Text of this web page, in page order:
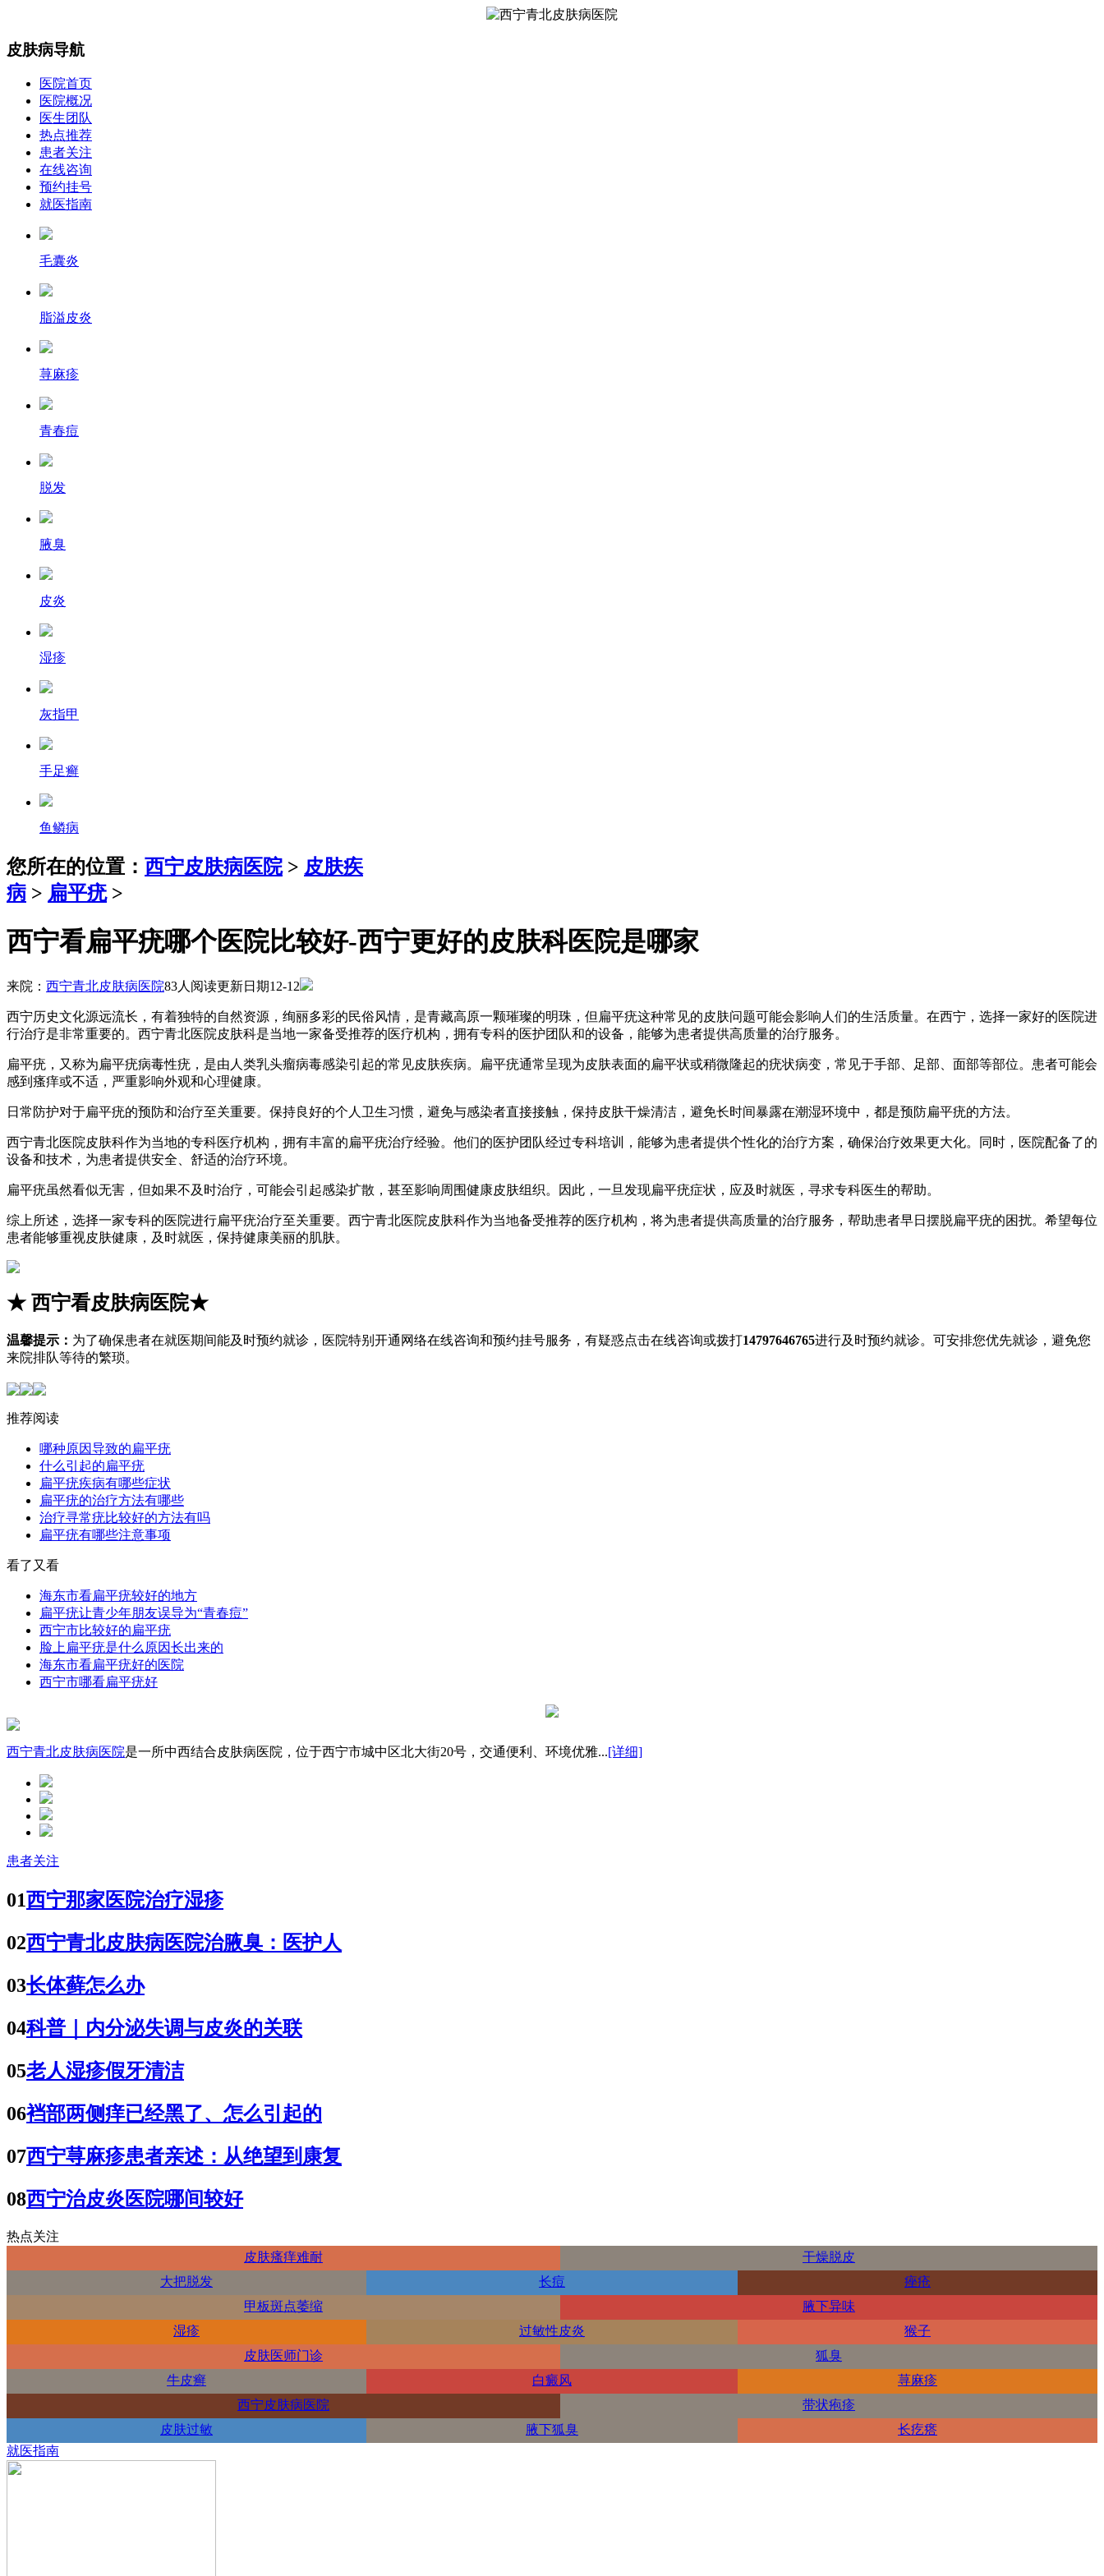
皮肤病导航
医院首页
医院概况
医生团队
热点推荐
患者关注
在线咨询
预约挂号
就医指南
毛囊炎
脂溢皮炎
荨麻疹
青春痘
脱发
腋臭
皮炎
湿疹
灰指甲
手足癣
鱼鳞病
您所在的位置： 西宁皮肤病医院> 皮肤疾
病 > 扁平疣>
西宁看扁平疣哪个医院比较好-西宁更好的皮肤科医院是哪家
来院： 西宁青北皮肤病医院83人阅读更新日期12-12
西宁历史文化源远流长，有着独特的自然资源，绚丽多彩的民俗风情，是青藏高原一颗璀璨的明珠，但扁平疣这种常见的皮肤问题可能会影响人们的生活质量。在西宁，选择一家好的医院进
行治疗是非常重要的。西宁青北医院皮肤科是当地一家备受推荐的医疗机构，拥有专科的医护团队和的设备，能够为患者提供高质量的治疗服务。
扁平疣，又称为扁平疣病毒性疣，是由人类乳头瘤病毒感染引起的常见皮肤疾病。扁平疣通常呈现为皮肤表面的扁平状或稍微隆起的疣状病变，常见于手部、足部、面部等部位。患者可能会
感到瘙痒或不适，严重影响外观和心理健康。
日常防护对于扁平疣的预防和治疗至关重要。保持良好的个人卫生习惯，避免与感染者直接接触，保持皮肤干燥清洁，避免长时间暴露在潮湿环境中，都是预防扁平疣的方法。
西宁青北医院皮肤科作为当地的专科医疗机构，拥有丰富的扁平疣治疗经验。他们的医护团队经过专科培训，能够为患者提供个性化的治疗方案，确保治疗效果更大化。同时，医院配备了的
设备和技术，为患者提供安全、舒适的治疗环境。
扁平疣虽然看似无害，但如果不及时治疗，可能会引起感染扩散，甚至影响周围健康皮肤组织。因此，一旦发现扁平疣症状，应及时就医，寻求专科医生的帮助。
综上所述，选择一家专科的医院进行扁平疣治疗至关重要。西宁青北医院皮肤科作为当地备受推荐的医疗机构，将为患者提供高质量的治疗服务，帮助患者早日摆脱扁平疣的困扰。希望每位
患者能够重视皮肤健康，及时就医，保持健康美丽的肌肤。
★西宁看皮肤病医院★
温馨提示： 为了确保患者在就医期间能及时预约就诊，医院特别开通网络在线咨询和预约挂号服务，有疑惑点击在线咨询或拨打14797646765进行及时预约就诊。可安排您优先就诊，避免您
来院排队等待的繁琐。
推荐阅读
哪种原因导致的扁平疣
什么引起的扁平疣
扁平疣疾病有哪些症状
扁平疣的治疗方法有哪些
治疗寻常疣比较好的方法有吗
扁平疣有哪些注意事项
看了又看
海东市看扁平疣较好的地方
扁平疣让青少年朋友误导为“青春痘”
西宁市比较好的扁平疣
脸上扁平疣是什么原因长出来的
海东市看扁平疣好的医院
西宁市哪看扁平疣好
西宁青北皮肤病医院是一所中西结合皮肤病医院，位于西宁市城中区北大街20号，交通便利、环境优雅...[详细]
患者关注
01西宁那家医院治疗湿疹
02西宁青北皮肤病医院治腋臭：医护人
03长体藓怎么办
04科普｜内分泌失调与皮炎的关联
05老人湿疹假牙清洁
06裆部两侧痒已经黑了、怎么引起的
07西宁荨麻疹患者亲述：从绝望到康复
08西宁治皮炎医院哪间较好
热点关注
皮肤瘙痒难耐
干燥脱皮
大把脱发
长痘
痤疮
甲板斑点萎缩
腋下异味
湿疹
过敏性皮炎
猴子
皮肤医师门诊
狐臭
牛皮癣
白癜风
荨麻疹
西宁皮肤病医院
带状疱疹
皮肤过敏
腋下狐臭
长疙瘩
就医指南